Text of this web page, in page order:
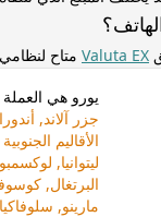
Valuta EX متاح لنظامي iOS وAndroid.
يورو هي العملة
جزر آلاند,
الأقاليم
ليتوانيا,
البرتغال,
مارينو,